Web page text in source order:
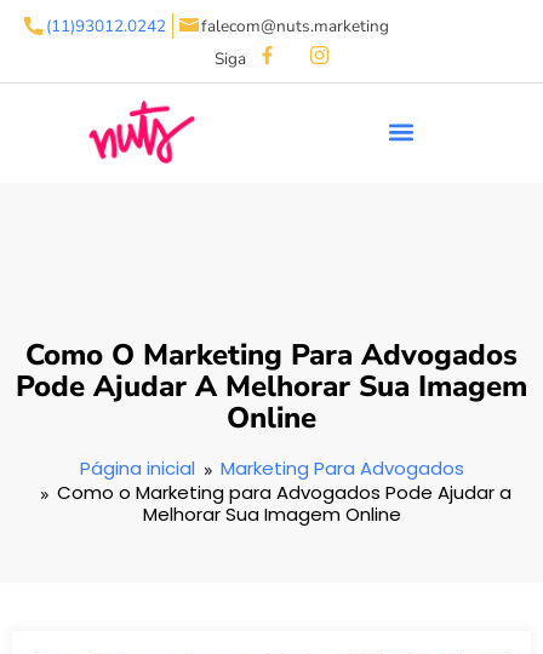
(11)93012.0242
falecom@nuts.marketing
Siga
Como O Marketing Para Advogados
Pode Ajudar A Melhorar Sua Imagem
Online
Página inicial
Marketing Para Advogados
Como o Marketing para Advogados Pode Ajudar a
Melhorar Sua Imagem Online